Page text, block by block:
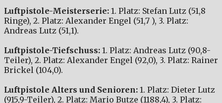
Luftpistole-Meisterserie: 1. Platz: Stefan Lutz (51,8
Ringe), 2. Platz: Alexander Engel (51,7 ), 3. Platz:
Andreas Lutz (51,1).
Luftpistole-Tiefschuss: 1. Platz: Andreas Lutz (90,8-
Teiler), 2. Platz: Alexander Engel (92,0), 3. Platz: Rainer
Brickel (104,0).
Luftpistole Alters und Senioren: 1. Platz: Dieter Lutz
(915,9-Teiler), 2. Platz: Mario Butze (1188,4), 3. Platz: